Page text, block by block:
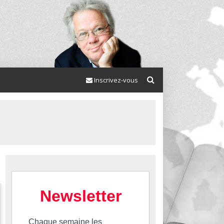
Inscrivez-vous
Newsletter
Chaque semaine les